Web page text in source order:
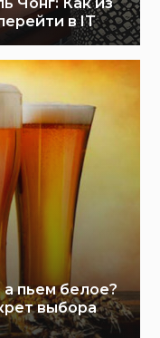
Чонг: Как из
в IT
пьем белое?
выбора